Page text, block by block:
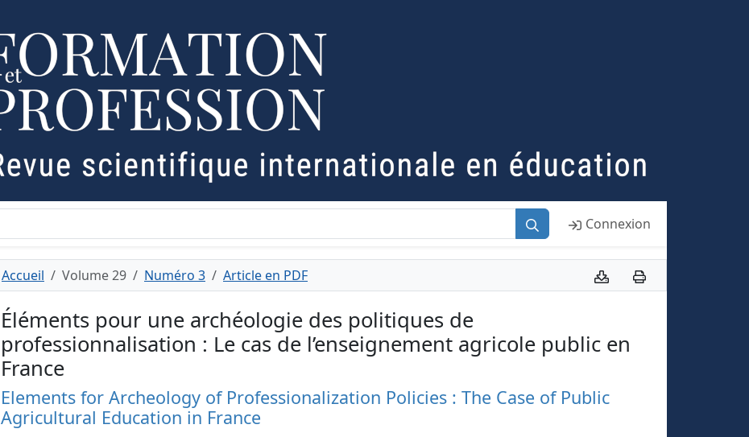
Connexion
Accueil Volume 29 Numéro 3 Article en PDF
Éléments pour une archéologie des politiques de
professionnalisation : Le cas de l’enseignement agricole public en
France
Elements for Archeology of Professionalization Policies : The Case of Public
Agricultural Education in France